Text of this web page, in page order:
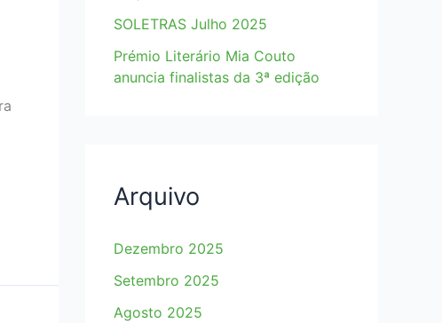
SOLETRAS Julho 2025
Prémio Literário Mia Couto
anuncia finalistas da 3ª edição
Arquivo
Dezembro 2025
Setembro 2025
Agosto 2025